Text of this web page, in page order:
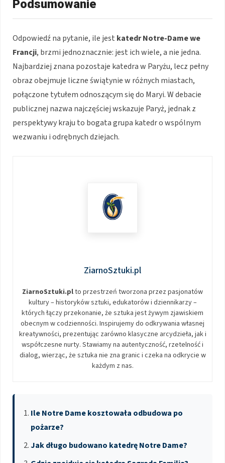
Podsumowanie
Odpowiedź na pytanie, ile jest katedr Notre-Dame we
Francji, brzmi jednoznacznie: jest ich wiele, a nie jedna.
Najbardziej znana pozostaje katedra w Paryżu, lecz pełny
obraz obejmuje liczne świątynie w różnych miastach,
połączone tytułem odnoszącym się do Maryi. W debacie
publicznej nazwa najczęściej wskazuje Paryż, jednak z
perspektywy kraju to bogata grupa katedr o wspólnym
wezwaniu i odrębnych dziejach.
ZiarnoSztuki.pl
ZiarnoSztuki.plto przestrzeń tworzona przez pasjonatów
kultury – historyków sztuki, edukatorów i dziennikarzy –
których łączy przekonanie, że sztuka jest żywym zjawiskiem
obecnym w codzienności. Inspirujemy do odkrywania własnej
kreatywności, prezentując zarówno klasyczne arcydzieła, jak i
współczesne nurty. Stawiamy na autentyczność, rzetelność i
dialog, wierząc, że sztuka nie zna granic i czeka na odkrycie w
każdym z nas.
Ile Notre Dame kosztowała odbudowa po
pożarze?
Jak długo budowano katedrę Notre Dame?